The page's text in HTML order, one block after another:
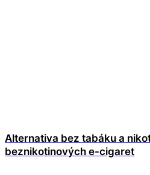
Alternativa bez tabáku a
beznikotinových e-cigaret